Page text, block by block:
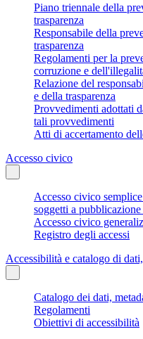
Piano triennale della
trasparenza
Responsabile della
trasparenza
Regolamenti per la
corruzione e
Relazione del
e della trasparenza
Provvedimenti adottati
tali provvedimenti
Atti di accertamento
Accesso civico
Accesso civico
soggetti a
Accesso civico
Registro degli accessi
Accessibilità e catalogo di
Catalogo dei dati,
Regolamenti
Obiettivi di accessibilità